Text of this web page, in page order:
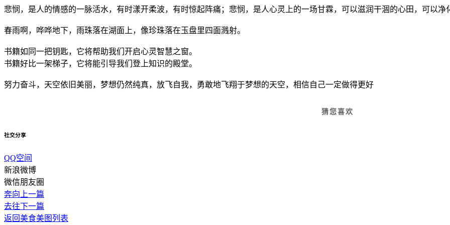
悲悯，是人的情感的一脉活水，有时漾开柔波，有时惊起阵痛；悲悯，是人心灵上的一场甘霖，可以滋润干涸的心田，可以净
春雨啊，哗哗地下，雨珠落在湖面上，像珍珠落在玉盘里四面溅射。
书籍如同一把钥匙，它将帮助我们开启心灵智慧之窗。
书籍好比一架梯子，它将能引导我们登上知识的殿堂。
努力奋斗，天空依旧美丽，梦想仍然纯真，放飞自我，勇敢地飞翔于梦想的天空，相信自己一定做得更好
猜您喜欢
社交分享
QQ空间
新浪微博
微信朋友圈
奔向上一篇
去往下一篇
返回美食美图列表